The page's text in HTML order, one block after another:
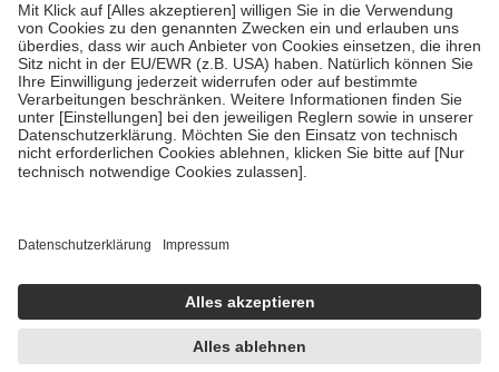
fallenkeine Zuzahlungenan bei:
• Kindern und Jugendlichen bis zum vollendeten 18. Lebensjahr
mit Ausnahme der Fahrkosten
• Untersuchungen zur Vorsorge und Früherkennung, die von der
GKV getragen werden
• empfohlenen Schutzimpfungen
• Harn- und Blutteststreifen
getroffen, um sicherzustellen, dass es sich um echte Bewertungen
https://help.etrusted.com/hc/de/articles/4419944605341
Einige Bilder und Inhalte wurden unter Zuhilfenahme künstlicher